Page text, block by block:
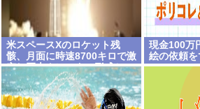
米スペースXのロケット残
骸、月面に時速8700キロで激
突し巨大クレーター形成か…
専門家「宇宙ごみ処分に無頓
着」
現金100万
絵の依頼を